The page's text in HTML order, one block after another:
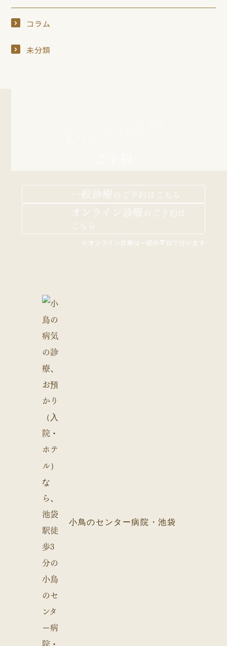
コラム
未分類
一般診療 の ご予約はこちら
オンライン診療 の ご予約は
こちら
※オンライン診療は一部の平日で行います
小鳥のセンター病院・池袋